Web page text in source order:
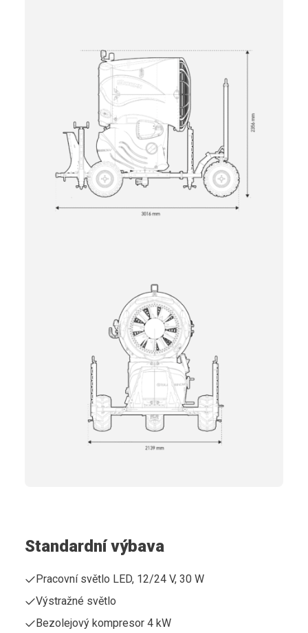
Standardní výbava
Pracovní světlo LED, 12/24 V, 30 W
Výstražné světlo
Bezolejový kompresor 4 kW